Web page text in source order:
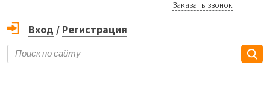
Заказать звонок
Вход / Регистрация